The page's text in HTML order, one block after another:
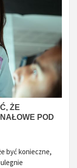
ŻE
POD
być konieczne,